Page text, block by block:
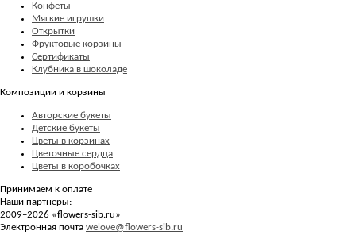
Конфеты
Мягкие игрушки
Открытки
Фруктовые корзины
Сертификаты
Клубника в шоколаде
Композиции и корзины
Авторские букеты
Детские букеты
Цветы в корзинах
Цветочные сердца
Цветы в коробочках
Принимаем к оплате
Наши партнеры:
2009–2026 «flowers-sib.ru»
Электронная почта welove@flowers-sib.ru